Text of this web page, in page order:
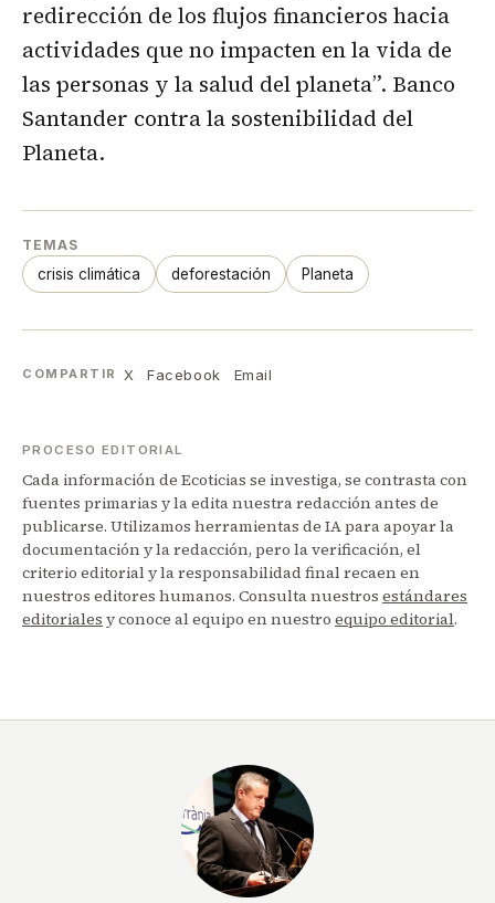
redirección de los flujos financieros hacia
actividades que no impacten en la vida de
las personas y la salud del planeta”. Banco
Santander contra la sostenibilidad del
Planeta.
TEMAS
crisis climática deforestación Planeta
COMPARTIR X Facebook Email
PROCESO EDITORIAL
Cada información de Ecoticias se investiga, se contrasta con
fuentes primarias y la edita nuestra redacción antes de
publicarse. Utilizamos herramientas de IA para apoyar la
documentación y la redacción, pero la verificación, el
criterio editorial y la responsabilidad final recaen en
nuestros editores humanos. Consulta nuestros estándares
editoriales y conoce al equipo en nuestro equipo editorial.